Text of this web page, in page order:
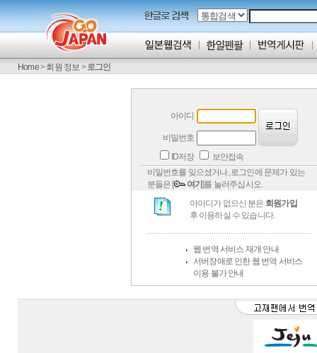
Home>회원 정보 >로그인
아이디
비밀번호
ID저장
보안접속
비밀번호를 잊으셨거나, 로그인에 문제가 있는
분들은 [
여기]를 눌러주십시오.
아이디가 없으신 분은 회원가입
후 이용하실 수 있습니다.
웹 번역 서비스 재개 안내
서버장애로 인한 웹 번역 서비스
이용 불가 안내